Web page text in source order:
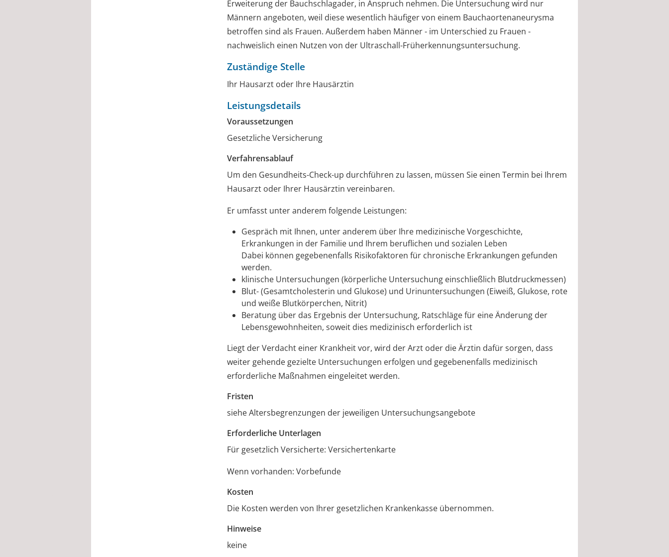
Erweiterung der Bauchschlagader, in Anspruch nehmen. Die Untersuchung wird nur
Männern angeboten, weil diese wesentlich häufiger von einem Bauchaortenaneurysma
betroffen sind als Frauen. Außerdem haben Männer - im Unterschied zu Frauen -
nachweislich einen Nutzen von der Ultraschall-Früherkennungsuntersuchung.
Zuständige Stelle
Ihr Hausarzt oder Ihre Hausärztin
Leistungsdetails
Voraussetzungen
Gesetzliche Versicherung
Verfahrensablauf
Um den Gesundheits-Check-up durchführen zu lassen, müssen Sie einen Termin bei Ihrem
Hausarzt oder Ihrer Hausärztin vereinbaren.
Er umfasst unter anderem folgende Leistungen:
Gespräch mit Ihnen, unter anderem über Ihre medizinische Vorgeschichte,
Erkrankungen in der Familie und Ihrem beruflichen und sozialen Leben
Dabei können gegebenenfalls Risikofaktoren für chronische Erkrankungen gefunden
werden.
klinische Untersuchungen (körperliche Untersuchung einschließlich Blutdruckmessen)
Blut- (Gesamtcholesterin und Glukose) und Urinuntersuchungen (Eiweiß, Glukose, rote
und weiße Blutkörperchen, Nitrit)
Beratung über das Ergebnis der Untersuchung, Ratschläge für eine Änderung der
Lebensgewohnheiten, soweit dies medizinisch erforderlich ist
Liegt der Verdacht einer Krankheit vor, wird der Arzt oder die Ärztin dafür sorgen, dass
weiter gehende gezielte Untersuchungen erfolgen und gegebenenfalls medizinisch
erforderliche Maßnahmen eingeleitet werden.
Fristen
siehe Altersbegrenzungen der jeweiligen Untersuchungsangebote
Erforderliche Unterlagen
Für gesetzlich Versicherte: Versichertenkarte
Wenn vorhanden: Vorbefunde
Kosten
Die Kosten werden von Ihrer gesetzlichen Krankenkasse übernommen.
Hinweise
keine